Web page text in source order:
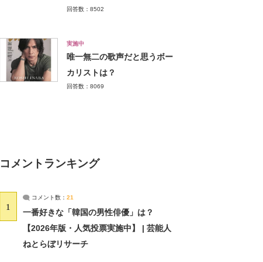
回答数：8502
実施中
唯一無二の歌声だと思うボー
カリストは？
回答数：8069
コメントランキング
1
コメント数： 21
一番好きな「韓国の男性俳優」は？
【2026年版・人気投票実施中】 | 芸能人
ねとらぼリサーチ